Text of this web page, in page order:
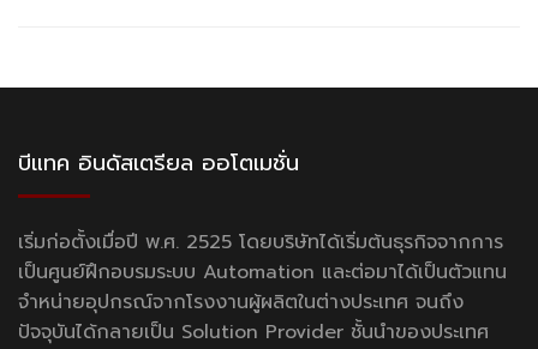
บีแทค อินดัสเตรียล ออโตเมชั่น
เริ่มก่อตั้งเมื่อปี พ.ศ. 2525 โดยบริษัทได้เริ่มต้นธุรกิจจากการ
เป็นศูนย์ฝึกอบรมระบบ Automation และต่อมาได้เป็นตัวแทน
จำหน่ายอุปกรณ์จากโรงงานผู้ผลิตในต่างประเทศ จนถึง
ปัจจุบันได้กลายเป็น Solution Provider ชั้นนำของประเทศ